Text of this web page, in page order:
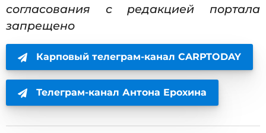
согласования с редакцией портала
запрещено
Карповый телеграм-канал CARPTODAY
Телеграм-канал Антона Ерохина